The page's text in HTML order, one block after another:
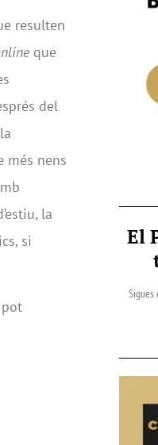
resulten
que
del
més nens
la
si
El